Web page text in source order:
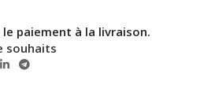
paiement à la livraison.
souhaits